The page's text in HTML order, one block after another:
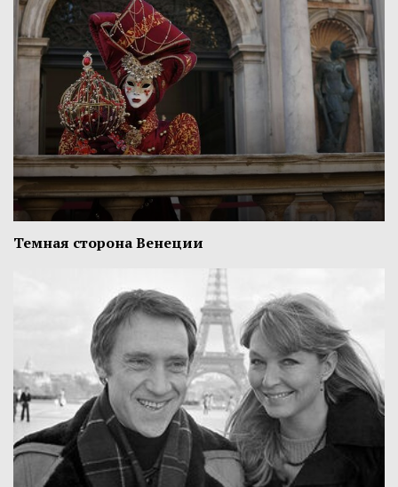
Темная сторона Венеции